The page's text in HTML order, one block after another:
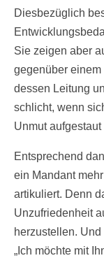
Diesbezüglich
Sie zeigen aber
gegenüber
dessen Leitung
schlicht, wenn
Unmut aufgestaut
Entsprechend
ein Mandant
artikuliert. Denn
Unzufriedenheit
herzustellen.
„Ich möchte mit